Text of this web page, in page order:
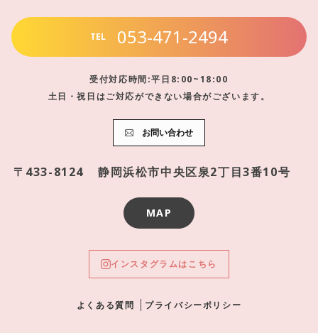
TEL 053-471-2494
受付対応時間:平日8:00~18:00
土日・祝日はご対応ができない場合がございます。
お問い合わせ
〒433-8124 静岡浜松市中央区泉2丁目3番10号
MAP
インスタグラムはこちら
よくある質問 プライバシーポリシー